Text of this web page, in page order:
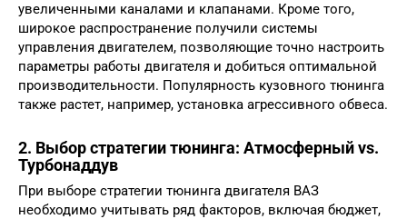
увеличенными каналами и клапанами. Кроме того,
широкое распространение получили системы
управления двигателем, позволяющие точно настроить
параметры работы двигателя и добиться оптимальной
производительности. Популярность кузовного тюнинга
также растет, например, установка агрессивного обвеса.
2. Выбор стратегии тюнинга: Атмосферный vs.
Турбонаддув
При выборе стратегии тюнинга двигателя ВАЗ
необходимо учитывать ряд факторов, включая бюджет,